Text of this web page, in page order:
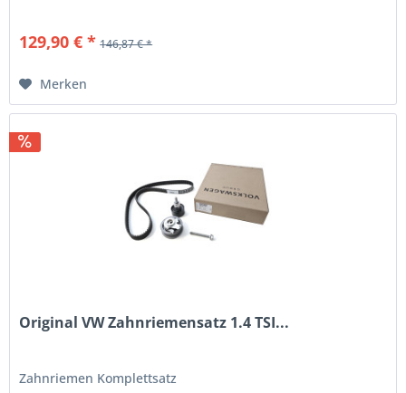
129,90 € * 146,87 € *
Merken
Original VW Zahnriemensatz 1.4 TSI...
Zahnriemen Komplettsatz